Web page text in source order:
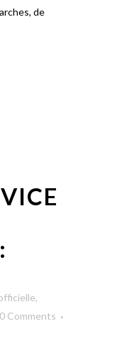
de
,
0 Comments